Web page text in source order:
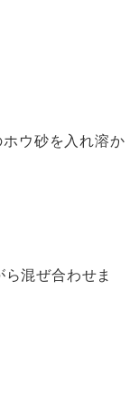
ウ砂を入れ溶か
混ぜ合わせま